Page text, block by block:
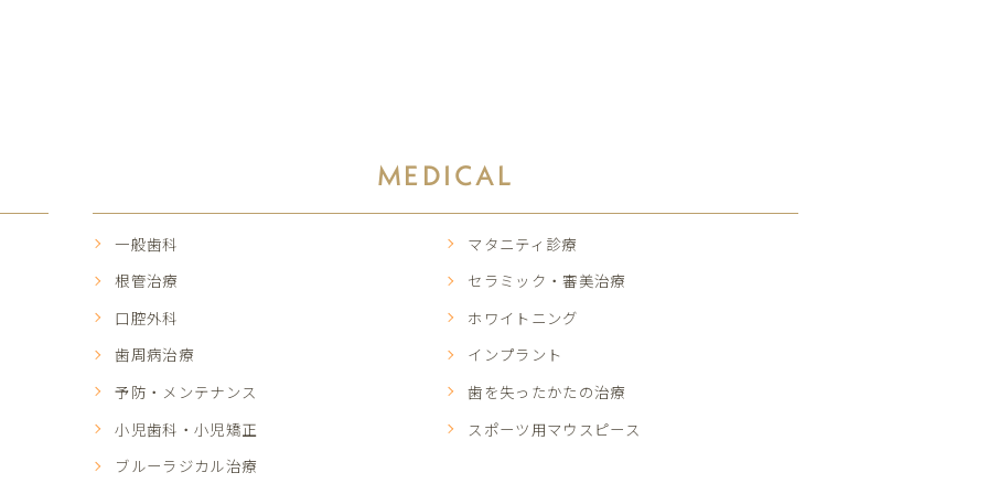
MEDICAL
一般歯科
根管治療
口腔外科
歯周病治療
予防・メンテナンス
小児歯科・小児矯正
ブルーラジカル治療
マタニティ診療
セラミック・審美治療
ホワイトニング
インプラント
歯を失ったかたの治療
スポーツ用マウスピース